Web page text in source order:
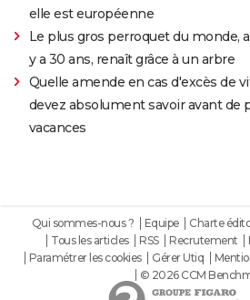
elle est européenne
Le plus gros perroquet du monde,
y a 30 ans, renaît grâce à un arbre
Quelle amende en cas d'excès de
devez absolument savoir avant de
vacances
Qui sommes-nous ? Equipe Charte
Tous les articles
RSS Recrutement
Paramétrer les cookies
Gérer Utiq
© 2026 CCM